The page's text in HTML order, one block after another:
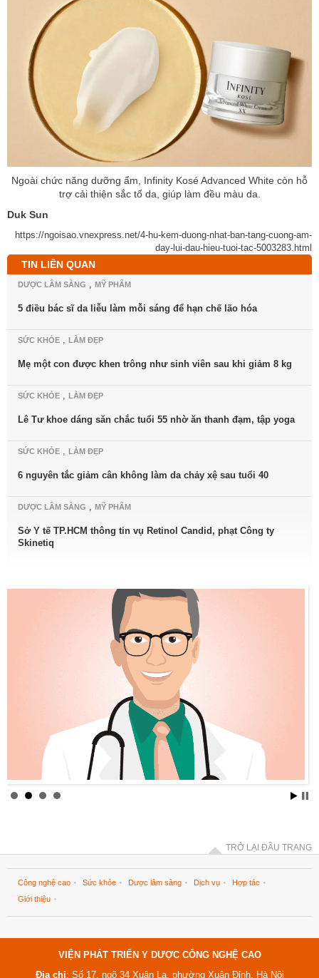
Ngoài chức năng dưỡng ẩm, Infinity Kosé Advanced White còn hỗ
trợ cải thiện sắc tố da, giúp làm đều màu da.
Duk Sun
https://ngoisao.vnexpress.net/4-hu-kem-duong-nhat-ban-tang-cuong-am-
day-lui-dau-hieu-tuoi-tac-5003283.html
TIN LIÊN QUAN
DƯỢC LÂM SÀNG MỸ PHẨM
5 điều bác sĩ da liễu làm mỗi sáng để hạn chế lão hóa
SỨC KHỎE LÀM ĐẸP
Mẹ một con được khen trông như sinh viên sau khi giảm 8 kg
SỨC KHỎE LÀM ĐẸP
Lê Tư khoe dáng săn chắc tuổi 55 nhờ ăn thanh đạm, tập yoga
SỨC KHỎE LÀM ĐẸP
6 nguyên tắc giảm cân không làm da chảy xệ sau tuổi 40
DƯỢC LÂM SÀNG MỸ PHẨM
Sở Y tế TP.HCM thông tin vụ Retinol Candid, phạt Công ty
Skinetiq
TRỞ LẠI ĐẦU TRANG
Công nghệ cao Sức khỏe Dược lâm sàng Dịch vụ
Hợp tác
Giới thiệu
VIỆN PHÁT TRIỂN Y DƯỢC CÔNG NGHỆ CAO
Địa chỉ: Số 17, ngõ 34 Xuân La, phường Xuân Đỉnh, Hà Nội